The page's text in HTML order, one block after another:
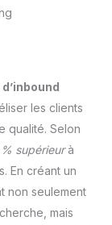
les clients
qualité. Selon
supérieurà
En créant un
non seulement
mais